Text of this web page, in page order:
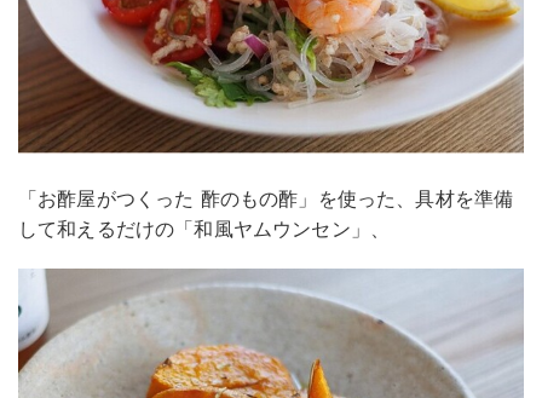
「お酢屋がつくった 酢のもの酢」を使った、具材を準備
して和えるだけの「和風ヤムウンセン」、